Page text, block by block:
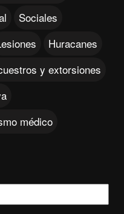
Sociales
Huracanes
y extorsiones
médico